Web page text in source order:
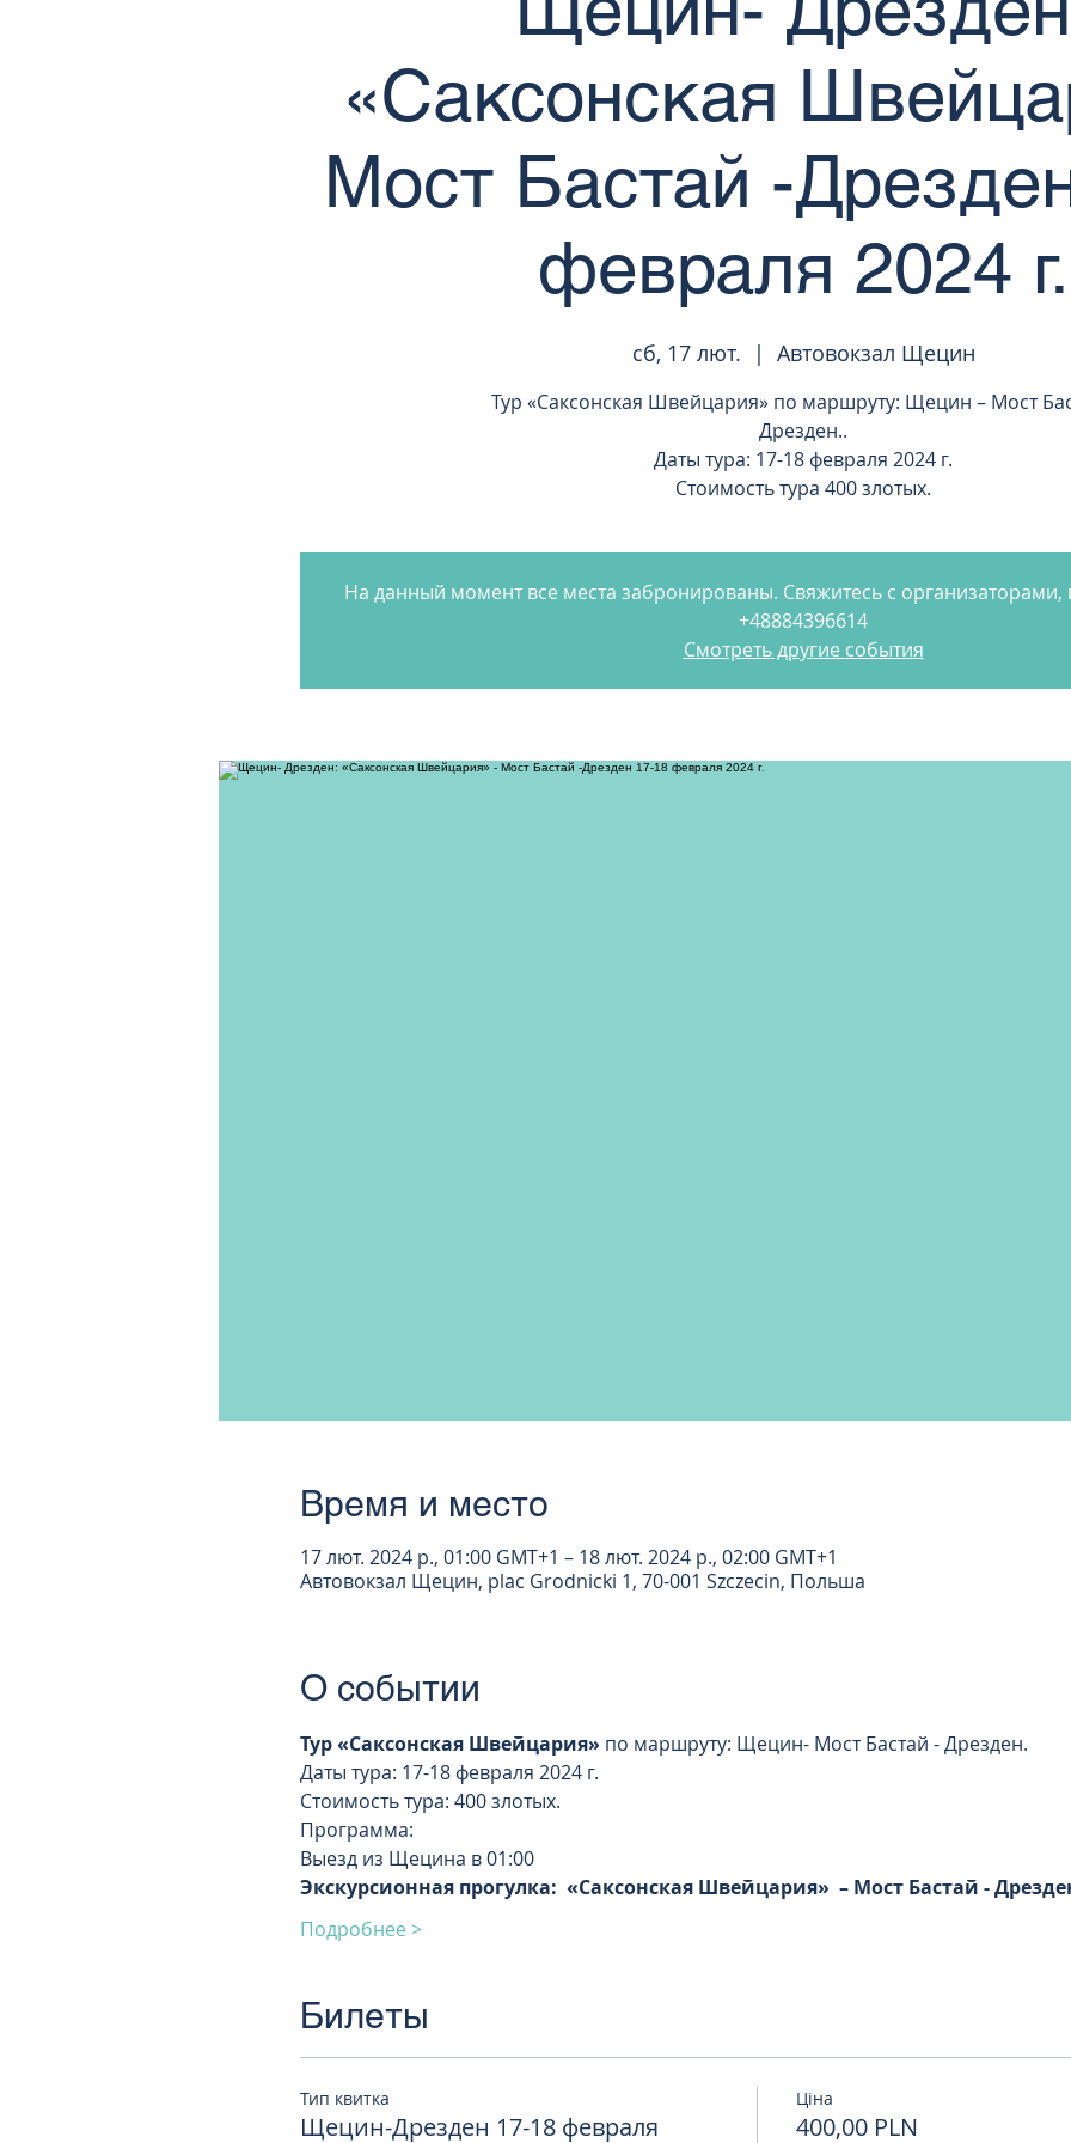
«Саксонская
Мост Бастай -
февраля 2024 г.
сб, 17 лют.
  |
Автовокзал Щецин
Тур «Саксонская Швейцария» по маршруту: Щецин – Мост
Дрезден..
Даты тура: 17-18 февраля 2024 г.
Стоимость тура 400 злотых.
На данный момент все места забронированы. Свяжитесь с
+48884396614
Смотреть другие события
Время и место
17 лют. 2024 р., 01:00 GMT+1 – 18 лют. 2024 р., 02:00 GMT+1
Автовокзал Щецин, plac Grodnicki 1, 70-001 Szczecin, Польша
О событии
Тур «Саксонская Швейцария» по маршруту: Щецин- Мост Бастай - Дрезден.
Даты тура: 17-18 февраля 2024 г.
Стоимость тура: 400 злотых.
Программа:
Выезд из Щецина в 01:00
Экскурсионная прогулка:  «Саксонская Швейцария»  – Мост Бастай -
Подробнее >
Билеты
Тип квитка
Щецин-Дрезден 17-18 февраля
Ціна
400,00 PLN